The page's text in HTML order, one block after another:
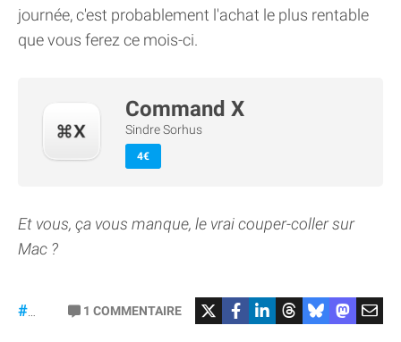
journée, c'est probablement l'achat le plus rentable
que vous ferez ce mois-ci.
Command X
Sindre Sorhus
4€
Et vous, ça vous manque, le vrai couper-coller sur
Mac ?
1 COMMENTAIRE